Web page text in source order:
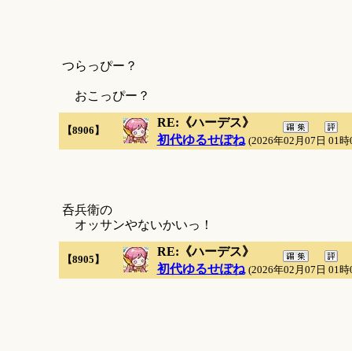
つらっぴー？
おこっぴー？
【8906】
RE:《ハーデス》
初代ゆるせぽね (2026年02月07日 01時
呑兵衛の
オッサンやないかいっ！
【8905】
RE:《ハーデス》
初代ゆるせぽね (2026年02月07日 01時